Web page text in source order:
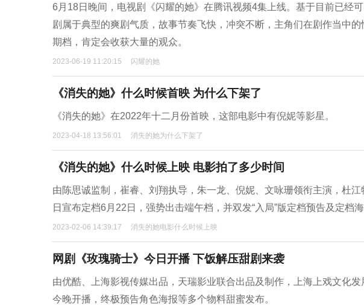
6月18日晚间，电视剧《闪耀的她》在腾讯视频4集上线。基于目前已经
剧属于典型的爽剧气质，故事节奏飞快，冲突不断，主角们在剧作当中
期档，肯定会收获大量的观众。
2023-06-19 11:20:15 闪耀的她
《消失的她》什么时候首映 为什么下架了
《消失的她》在2022年十二月份首映，这部电影中有倪妮等影星。
2023-04-18 13:56:01 消失的她为什么下架了
《消失的她》什么时候上映 电影拍了多少时间
由陈思诚监制，崔睿、刘翔执导，朱一龙、倪妮、文咏珊领衔主演，杜
日宣布定档6月22日，强势出击端午档，并双发“入局”版定档预告及定档海
2023-02-06 14:39:17 消失的她电影什么时候上映
网剧《玫瑰骑士》今日开播 下饭解压甜剧来袭
由优酷、上海影视传媒出品，天瑞影业联合出品及制作，上海上戏文化发
今晚开播，终极预告角色海报等多个物料甜蜜发布。